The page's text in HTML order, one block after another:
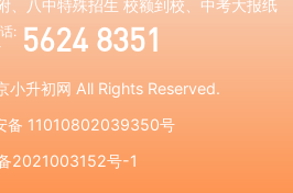
、八中特殊招生 校额到校、中考大报纸
: 5624 8351
小升初网 All Rights Reserved.
备 11010802039350号
2021003152号-1